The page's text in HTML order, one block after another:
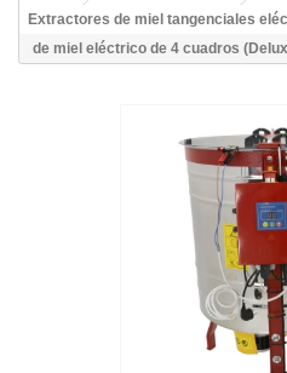
Extractores de miel tangenciales
de miel eléctrico de 4 cuadros